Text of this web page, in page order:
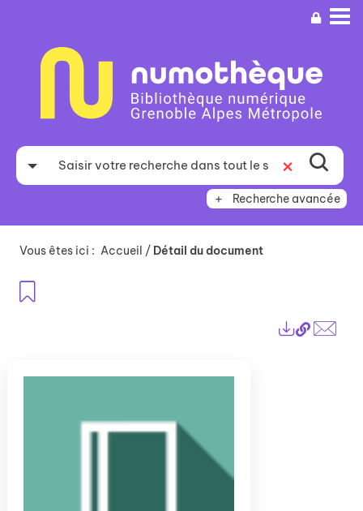
recherche
Recherche avancée
Vous êtes ici : Accueil / Détail du document
Lien